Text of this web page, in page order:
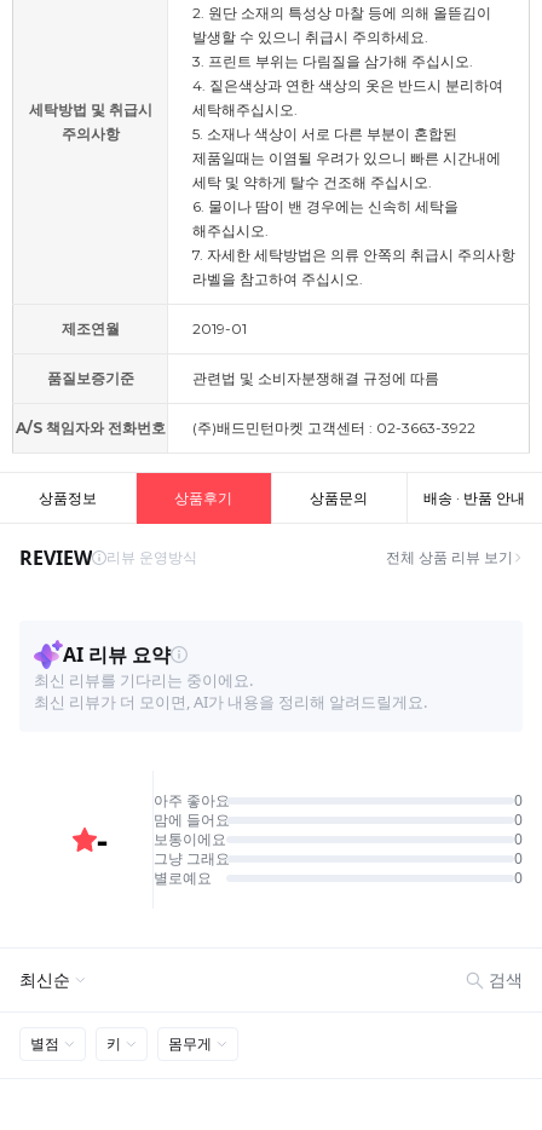
세탁방법 및 취급시
주의사항
2. 원단 소재의 특성상 마찰 등에 의해 올뜯김이
발생할 수 있으니 취급시 주의하세요.
3. 프린트 부위는 다림질을 삼가해 주십시오.
4. 짙은색상과 연한 색상의 옷은 반드시 분리하여
세탁해주십시오.
5. 소재나 색상이 서로 다른 부분이 혼합된
제품일때는 이염될 우려가 있으니 빠른 시간내에
세탁 및 약하게 탈수 건조해 주십시오.
6. 물이나 땀이 밴 경우에는 신속히 세탁을
해주십시오.
7. 자세한 세탁방법은 의류 안쪽의 취급시 주의사항
라벨을 참고하여 주십시오.
제조연월 2019-01
품질보증기준 관련법 및 소비자분쟁해결 규정에 따름
A/S 책임자와 전화번호 (주)배드민턴마켓 고객센터 : 02-3663-3922
상품정보 상품후기 상품문의 배송 · 반품 안내